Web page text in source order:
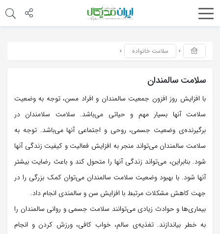
سلامت خانواده
سلامت سالمندان
با افزایش روز افزون جمعیت سالمندان و افراد مسن، توجه به وضعیت
سلامت آنها بسیار مهم و حیاتی می‌باشد. سلامت سلامندان در
برگیرنده‌ی وضعیت جسمی، روحی و اجتماعی آنها می‌باشد. توجه به
سلامت سالمندان می‌تواند منجر به افزایش فعالیت و کیفیت زندگی آنها
شود. بنابراین، می‌تواند زندگی آنها را متحول کند و باعث رضایت بیشتر
آنها شود. با بهبود وضعیت سلامت سالمندان می‌توان کمک بزرگی را در
جهت کاهش مشکلات مرتبط با افزایش سن و سالمندی انجام داد.
بیماری‌ها و حوادث زیادی می‌توانند سلامت جسمی و روانی سالمندان را
به خطر بیاندازند. تغذیه‌ی سالم، خواب کافی، ورزش کردن و انجام